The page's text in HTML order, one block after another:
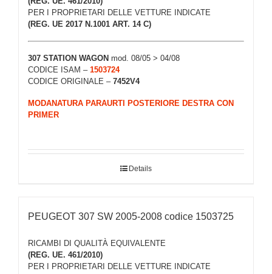
PER I PROPRIETARI DELLE VETTURE INDICATE
(REG. UE 2017 N.1001 ART. 14 C)
307 STATION WAGON mod. 08/05 > 04/08
CODICE ISAM – 1503724
CODICE ORIGINALE – 7452V4
MODANATURA PARAURTI POSTERIORE DESTRA CON
PRIMER
Details
PEUGEOT 307 SW 2005-2008 codice 1503725
RICAMBI DI QUALITÀ EQUIVALENTE
(REG. UE. 461/2010)
PER I PROPRIETARI DELLE VETTURE INDICATE